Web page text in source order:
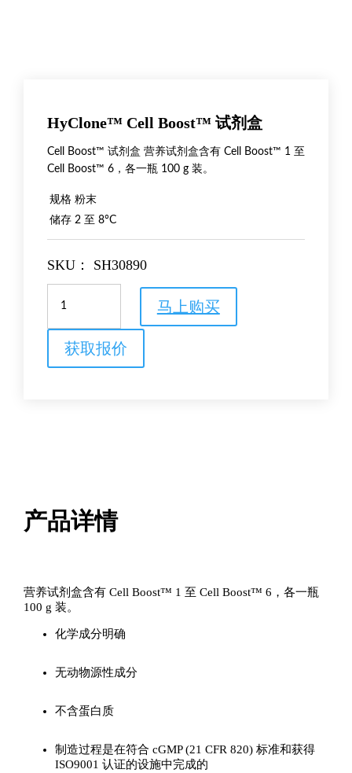
HyClone™ Cell Boost™ 试剂盒
Cell Boost™ 试剂盒 营养试剂盒含有 Cell Boost™ 1 至
Cell Boost™ 6，各一瓶 100 g 装。
规格 粉末
储存 2 至 8°C
SKU： SH30890
Cell
盒
马上购买
获取报价
产品详情
营养试剂盒含有 Cell Boost™ 1 至 Cell Boost™ 6，各一瓶
100 g 装。
化学成分明确
无动物源性成分
不含蛋白质
制造过程是在符合 cGMP (21 CFR 820) 标准和获得
ISO9001 认证的设施中完成的